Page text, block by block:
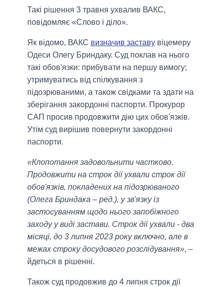
Такі рішення 3 травня ухвалив ВАКС,
повідомляє «Слово і діло».
Як відомо, ВАКС визначив заставу віцемеру
Одеси Олегу Бриндаку. Суд поклав на нього
такі обов'язки: прибувати на першу вимогу;
утримуватись від спілкування з
підозрюваними, а також свідками та здати на
зберігання закордонні паспорти. Прокурор
САП просив продовжити дію цих обов'язків.
Утім суд вирішив повернути закордонні
паспорти.
«Клопотання задовольнити частково.
Продовжити на строк дії ухвали строк дії
обов'язків, покладених на підозрюваного
(Олега Бриндака – ред.), у зв'язку із
застосуванням щодо нього запобіжного
заходу у виді застави. Строк дії ухвали - два
місяці, до 3 липня 2023 року включно, але в
межах строку досудового розслідування», –
йдеться в рішенні.
Також суд продовжив до 4 липня строк дії